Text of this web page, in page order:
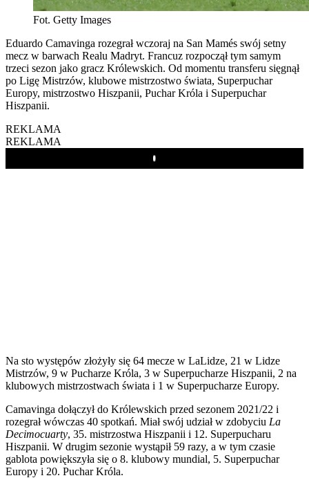
Fot. Getty Images
Eduardo Camavinga rozegrał wczoraj na San Mamés swój setny
mecz w barwach Realu Madryt. Francuz rozpoczął tym samym
trzeci sezon jako gracz Królewskich. Od momentu transferu sięgnął
po Ligę Mistrzów, klubowe mistrzostwo świata, Superpuchar
Europy, mistrzostwo Hiszpanii, Puchar Króla i Superpuchar
Hiszpanii.
REKLAMA
REKLAMA
Play
Na sto występów złożyły się 64 mecze w LaLidze, 21 w Lidze
Mistrzów, 9 w Pucharze Króla, 3 w Superpucharze Hiszpanii, 2 na
klubowych mistrzostwach świata i 1 w Superpucharze Europy.
Camavinga dołączył do Królewskich przed sezonem 2021/22 i
rozegrał wówczas 40 spotkań. Miał swój udział w zdobyciu La
Decimocuarty, 35. mistrzostwa Hiszpanii i 12. Superpucharu
Hiszpanii. W drugim sezonie wystąpił 59 razy, a w tym czasie
gablota powiększyła się o 8. klubowy mundial, 5. Superpuchar
Europy i 20. Puchar Króla.